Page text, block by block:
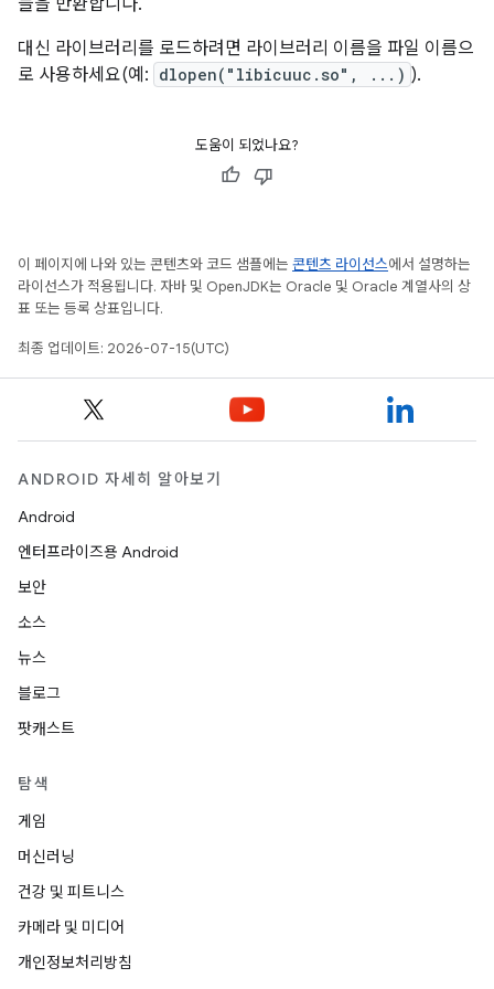
대신 라이브러리를 로드하려면 라이브러리 이름을 파일 이름으
로 사용하세요(예: dlopen("libicuuc.so", ...) ).
도움이 되었나요?
이 페이지에 나와 있는 콘텐츠와 코드 샘플에는 콘텐츠 라이선스에서 설명하는
라이선스가 적용됩니다. 자바 및 OpenJDK는 Oracle 및 Oracle 계열사의 상
표 또는 등록 상표입니다.
최종 업데이트: 2026-07-15(UTC)
ANDROID 자세히 알아보기
Android
엔터프라이즈용 Android
보안
소스
뉴스
블로그
팟캐스트
탐색
게임
머신러닝
건강 및 피트니스
카메라 및 미디어
개인정보처리방침